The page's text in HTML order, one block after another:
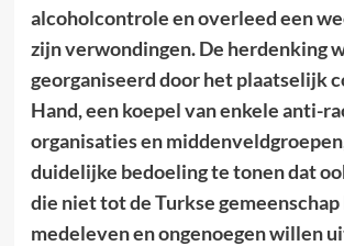
alcoholcontrole en overleed een
zijn verwondingen. De herdenking
georganiseerd door het plaatselijk
Hand, een koepel van enkele anti-
organisaties en
duidelijke bedoeling te tonen dat
die niet tot de Turkse
medeleven en ongenoegen willen